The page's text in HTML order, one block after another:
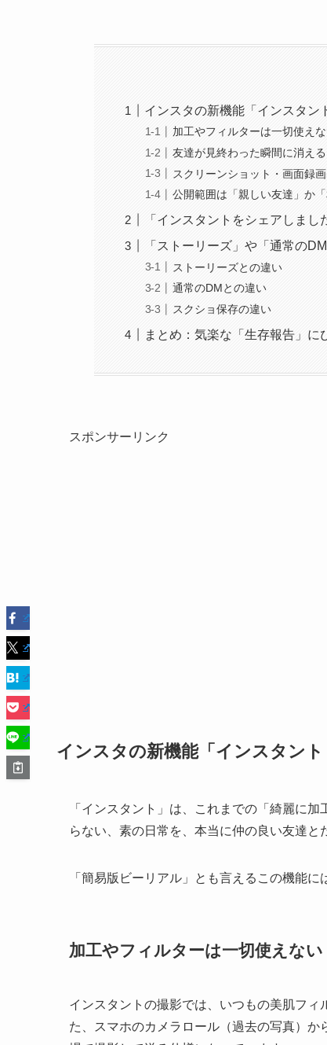
インスタの新機能「インスタン
加工やフィルターは一切使え
友達が見終わった瞬間に消え
スクリーンショット・画面録
公開範囲は「親しい友達」か
「インスタントをシェアしま
「ストーリーズ」や「通常の
ストーリーズとの違い
通常のDMとの違い
スクショ保存の違い
まとめ：気楽な「生存報告」に
スポンサーリンク
インスタの新機能「インスタン
「インスタント」は、これまでの「綺麗に
らない、素の日常を、本当に仲の良い友達と
「簡易版ビーリアル」とも言えるこの機能
加工やフィルターは一切使えない
インスタントの撮影では、いつもの美肌フ
た、スマホのカメラロール（過去の写真）